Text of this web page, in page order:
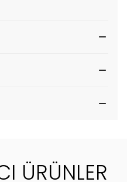
ÜRÜNLER